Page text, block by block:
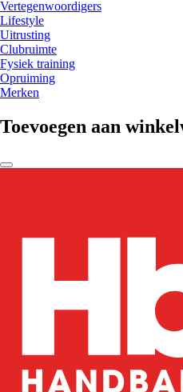
Vertegenwoordigers
Lifestyle
Uitrusting
Clubruimte
Fysiek training
Opruiming
Merken
Toevoegen aan